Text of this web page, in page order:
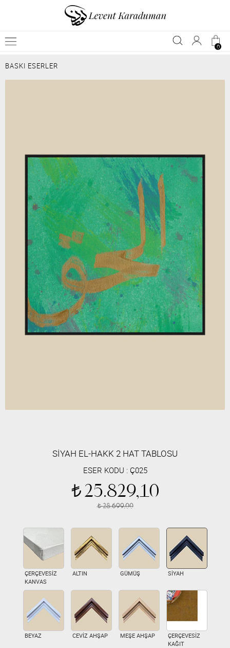
0
BASKI ESERLER
SİYAH EL-HAKK 2 HAT TABLOSU
ESER KODU : Ç025
t25.829,10
t28.699,00
ÇERÇEVESİZ
KANVAS
ALTIN GÜMÜŞ SİYAH
BEYAZ CEVİZ AHŞAP MEŞE AHŞAP
ÇERÇEVESİZ
KAĞIT